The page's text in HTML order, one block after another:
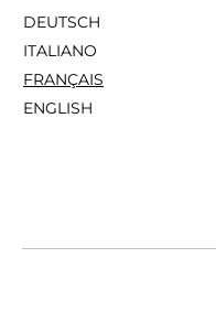
DEUTSCH
ITALIANO
FRANÇAIS
ENGLISH